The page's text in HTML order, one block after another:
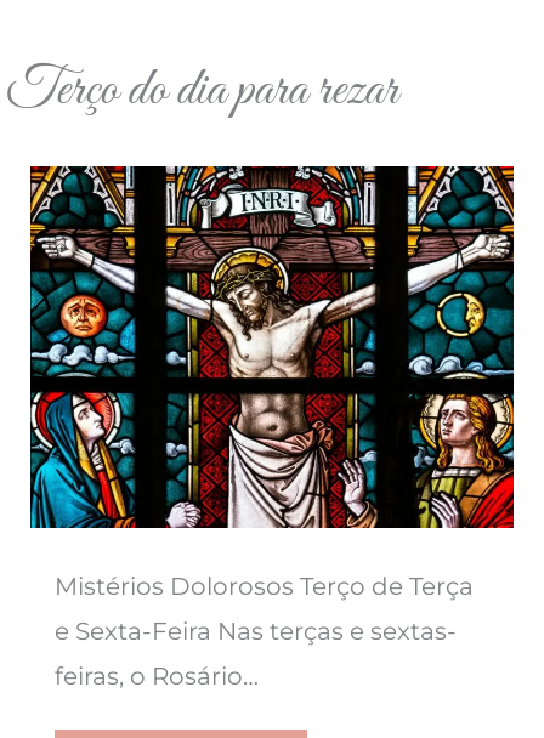
Terço do dia para rezar
Mistérios Dolorosos Terço de Terça
e Sexta-Feira Nas terças e sextas-
feiras, o Rosário…